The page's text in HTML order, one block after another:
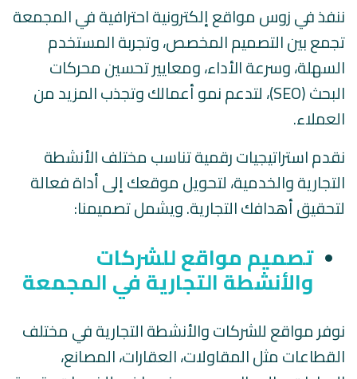
ننفذ في زوس مواقع إلكترونية احترافية في المجمعة
تجمع بين التصميم المخصص، وتجربة المستخدم
السهلة، وسرعة الأداء، ومعايير تحسين محركات
البحث (SEO)، لتدعم نمو أعمالك وتجذب المزيد من
العملاء.
نقدم استراتيجيات رقمية تناسب مختلف الأنشطة
التجارية والخدمية، لتحويل موقعك إلى أداة فعالة
لتحقيق أهدافك التجارية. ويشمل تصميمنا:
تصميم مواقع للشركات
والأنشطة التجارية في المجمعة
نوفر مواقع للشركات والأنشطة التجارية في مختلف
القطاعات مثل المقاولات، العقارات، المصانع،